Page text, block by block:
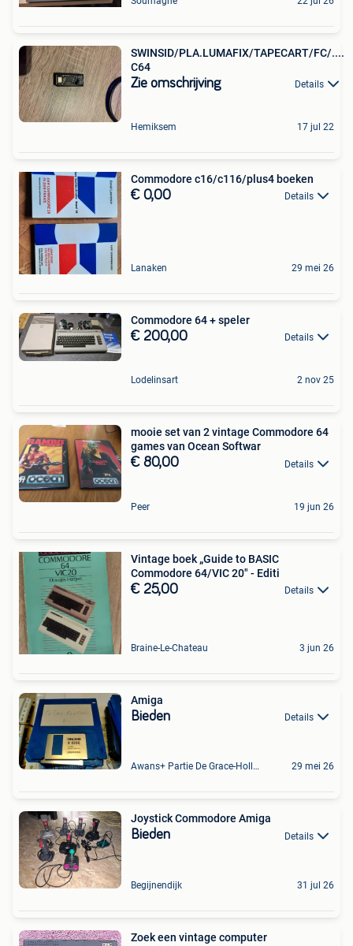
SWINSID/PLA.LUMAFIX/TAPECART/FC/....
C64
Zie omschrijving Details
Hemiksem 17 jul 22
Commodore c16/c116/plus4 boeken
€ 0,00 Details
Lanaken 29 mei 26
Commodore 64 + speler
€ 200,00 Details
Lodelinsart 2 nov 25
mooie set van 2 vintage Commodore 64
games van Ocean Softwar
€ 80,00 Details
Peer 19 jun 26
Vintage boek „Guide to BASIC
Commodore 64/VIC 20" - Editi
€ 25,00 Details
Braine-Le-Chateau 3 jun 26
Amiga
Bieden Details
Awans+ Partie De Grace-Hollogne 29 mei 26
Joystick Commodore Amiga
Bieden Details
Begijnendijk 31 jul 26
Zoek een vintage computer